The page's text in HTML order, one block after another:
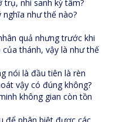
trụ, nhi sanh kỳ tâm?
như thế nào?
quả nhưng trước khi
thánh, vậy là như thế
nói là đầu tiên là rèn
vậy có đúng không?
không gian còn tồn